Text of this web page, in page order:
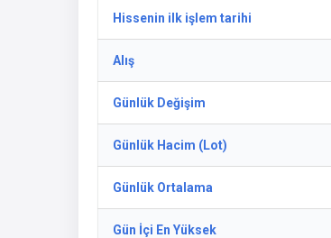
Hissenin ilk işlem tarihi
Alış
Günlük Değişim
Günlük Hacim (Lot)
Günlük Ortalama
Gün İçi En Yüksek